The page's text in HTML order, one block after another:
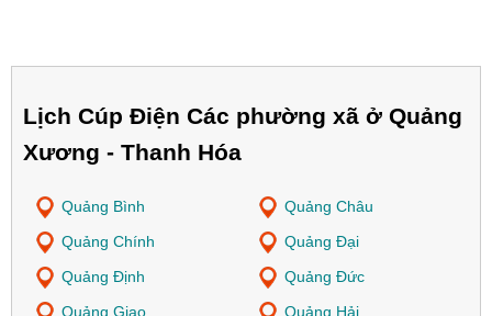
Lịch Cúp Điện Các phường xã ở Quảng
Xương - Thanh Hóa
Quảng Bình
Quảng Châu
Quảng Chính
Quảng Đại
Quảng Định
Quảng Đức
Quảng Giao
Quảng Hải